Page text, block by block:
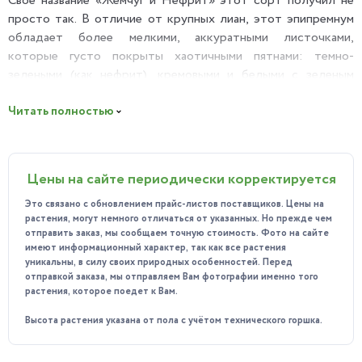
просто так. В отличие от крупных лиан, этот эпипремнум
обладает более мелкими, аккуратными листочками,
которые густо покрыты хаотичными пятнами: темно-
зелеными (как нефрит), кремовыми и белыми с зеленым
а изящное живое украшение для вашего дома.
Уникальная "мраморная" окраска: Каждый лист
уникален. Белые участки не просто чистые, они
украшены зелеными крапинками, что создает сложный и
очень красивый узор. Растение выглядит пестро,
нарядно и дорого.
Идеальное ампельное растение: Он продается в
подвесном кашпо, готовый украсить ваш интерьер. Его
плети красиво ниспадают вниз, создавая эффектный
живой водопад.
Компактность и изящество: Листья этого сорта
Читать полностью
Цены на сайте периодически корректируется
Это связано с обновлением прайс-листов поставщиков. Цены на
растения, могут немного отличаться от указанных. Но прежде чем
отправить заказ, мы сообщаем точную стоимость. Фото на сайте
имеют информационный характер, так как все растения
уникальны, в силу своих природных особенностей. Перед
отправкой заказа, мы отправляем Вам фотографии именно того
растения, которое поедет к Вам.
Высота растения указана от пола с учётом технического горшка.